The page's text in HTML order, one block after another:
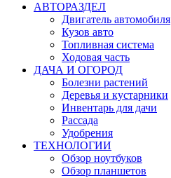
АВТОРАЗДЕЛ
Двигатель автомобиля
Кузов авто
Топливная система
Ходовая часть
ДАЧА И ОГОРОД
Болезни растений
Деревья и кустарники
Инвентарь для дачи
Рассада
Удобрения
ТЕХНОЛОГИИ
Обзор ноутбуков
Обзор планшетов